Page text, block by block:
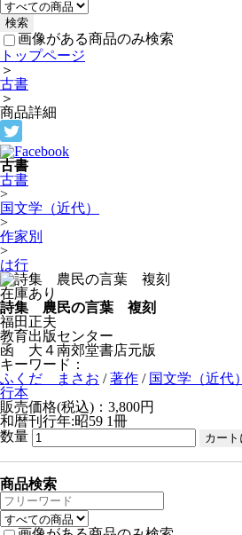
画像がある商品のみ検索
トップページ
＞
古書
＞
商品詳細
古書
古書
>
国文学（近代）
>
作家別
>
は行
在庫あり
詩集 農民の言葉 複刻
福田正夫
教育出版センター
函 大４南郊堂書店元版
キーワード：
ふくだ まさお /著作 / 国文学（近代）
行本
販売価格(税込)：3,800円
和暦刊行年:昭59 1冊
数量
商品検索